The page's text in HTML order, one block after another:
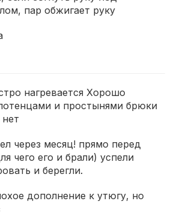
пар обжигает руку
нагревается Хорошо
и простынями брюки
через месяц! прямо перед
чего его и брали) успели
и берегли.
дополнение к утюгу, но